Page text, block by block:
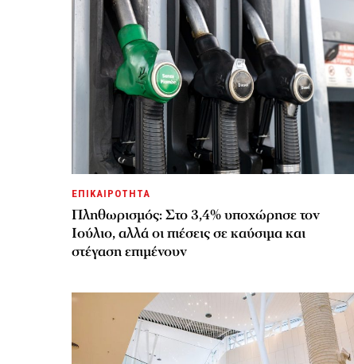
ΕΠΙΚΑΙΡΟΤΗΤΑ
Πληθωρισμός: Στο 3,4% υποχώρησε τον
Ιούλιο, αλλά οι πιέσεις σε καύσιμα και
στέγαση επιμένουν